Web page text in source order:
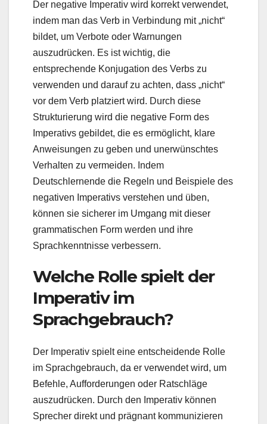
Der negative Imperativ wird korrekt verwendet,
indem man das Verb in Verbindung mit „nicht“
bildet, um Verbote oder Warnungen
auszudrücken. Es ist wichtig, die
entsprechende Konjugation des Verbs zu
verwenden und darauf zu achten, dass „nicht“
vor dem Verb platziert wird. Durch diese
Strukturierung wird die negative Form des
Imperativs gebildet, die es ermöglicht, klare
Anweisungen zu geben und unerwünschtes
Verhalten zu vermeiden. Indem
Deutschlernende die Regeln und Beispiele des
negativen Imperativs verstehen und üben,
können sie sicherer im Umgang mit dieser
grammatischen Form werden und ihre
Sprachkenntnisse verbessern.
Welche Rolle spielt der
Imperativ im
Sprachgebrauch?
Der Imperativ spielt eine entscheidende Rolle
im Sprachgebrauch, da er verwendet wird, um
Befehle, Aufforderungen oder Ratschläge
auszudrücken. Durch den Imperativ können
Sprecher direkt und prägnant kommunizieren